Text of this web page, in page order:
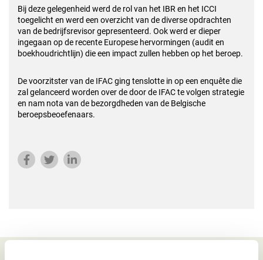
Bij deze gelegenheid werd de rol van het IBR en het ICCI
toegelicht en werd een overzicht van de diverse opdrachten
van de bedrijfsrevisor gepresenteerd. Ook werd er dieper
ingegaan op de recente Europese hervormingen (audit en
boekhoudrichtlijn) die een impact zullen hebben op het beroep.
De voorzitster van de IFAC ging tenslotte in op een enquête die
zal gelanceerd worden over de door de IFAC te volgen strategie
en nam nota van de bezorgdheden van de Belgische
beroepsbeoefenaars.